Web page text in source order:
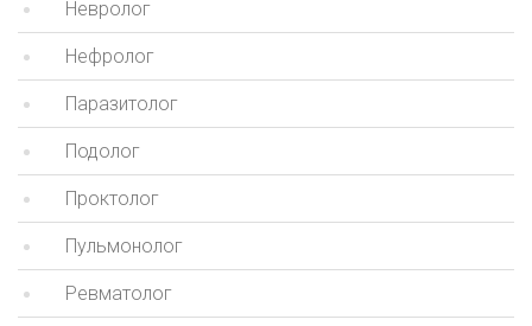
Невролог
Нефролог
Паразитолог
Подолог
Проктолог
Пульмонолог
Ревматолог